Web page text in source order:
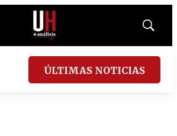
Mostrar
ÚLTIMAS NOTICIAS